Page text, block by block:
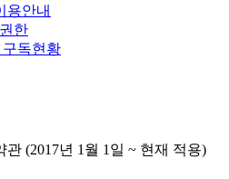
용안내
한
독현황
(2017년 1월 1일 ~ 현재 적용)